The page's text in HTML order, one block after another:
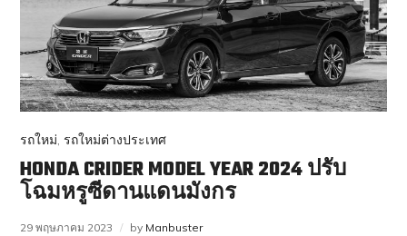
รถใหม่,รถใหม่ต่างประเทศ
HONDA CRIDER MODEL YEAR 2024 ปรับ
โฉมหรูซีดานแดนมังกร
29 พฤษภาคม 2023 by Manbuster